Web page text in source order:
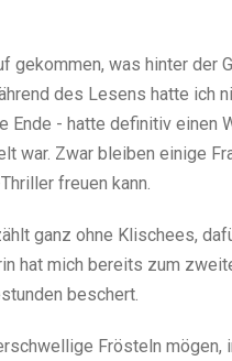
gekommen, was hinter der
des Lesens hatte ich
Ende - hatte definitiv einen
war. Zwar bleiben einige
freuen kann.
ganz ohne Klischees,
hat mich bereits zum
beschert.
Frösteln